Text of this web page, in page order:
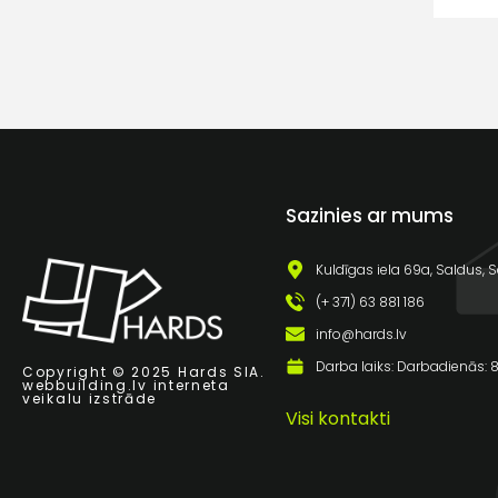
Copyright © 2025 Hards SIA.
webbuilding.lv interneta
veikalu izstrāde
Sazinies ar mums
Kuldīgas iela 69a, Saldus,
(+ 371) 63 881 186
info@hards.lv
Darba laiks: Darbadienās:
Visi kontakti